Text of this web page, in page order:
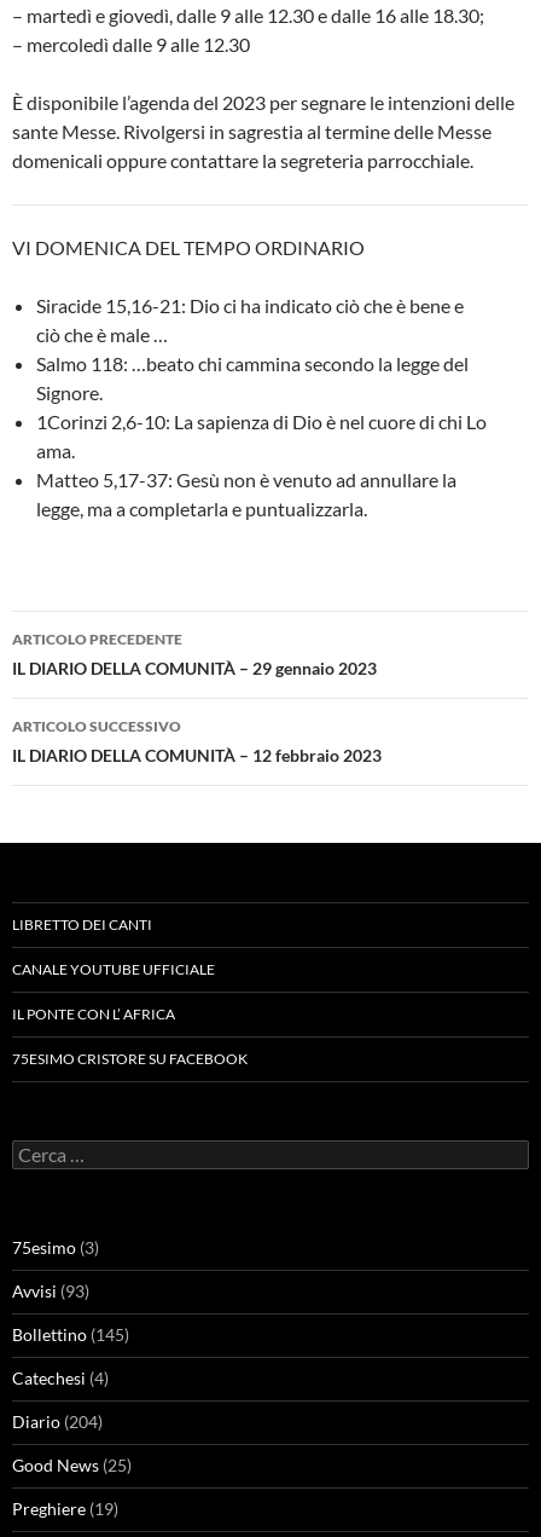
– martedì e giovedì, dalle 9 alle 12.30 e dalle 16 alle 18.30;
– mercoledì dalle 9 alle 12.30
È disponibile l’agenda del 2023 per segnare le intenzioni delle
sante Messe. Rivolgersi in sagrestia al termine delle Messe
domenicali oppure contattare la segreteria parrocchiale.
VI DOMENICA DEL TEMPO ORDINARIO
Siracide 15,16-21: Dio ci ha indicato ciò che è bene e
ciò che è male …
Salmo 118: …beato chi cammina secondo la legge del
Signore.
1Corinzi 2,6-10: La sapienza di Dio è nel cuore di chi Lo
ama.
Matteo 5,17-37: Gesù non è venuto ad annullare la
legge, ma a completarla e puntualizzarla.
Navigazione
articolo
ARTICOLO PRECEDENTE
IL DIARIO DELLA COMUNITÀ – 29 gennaio 2023
ARTICOLO SUCCESSIVO
IL DIARIO DELLA COMUNITÀ – 12 febbraio 2023
LIBRETTO DEI CANTI
CANALE YOUTUBE UFFICIALE
IL PONTE CON L’ AFRICA
75ESIMO CRISTORE SU FACEBOOK
Ricerca
per:
75esimo (3)
Avvisi (93)
Bollettino (145)
Catechesi (4)
Diario (204)
Good News (25)
Preghiere (19)